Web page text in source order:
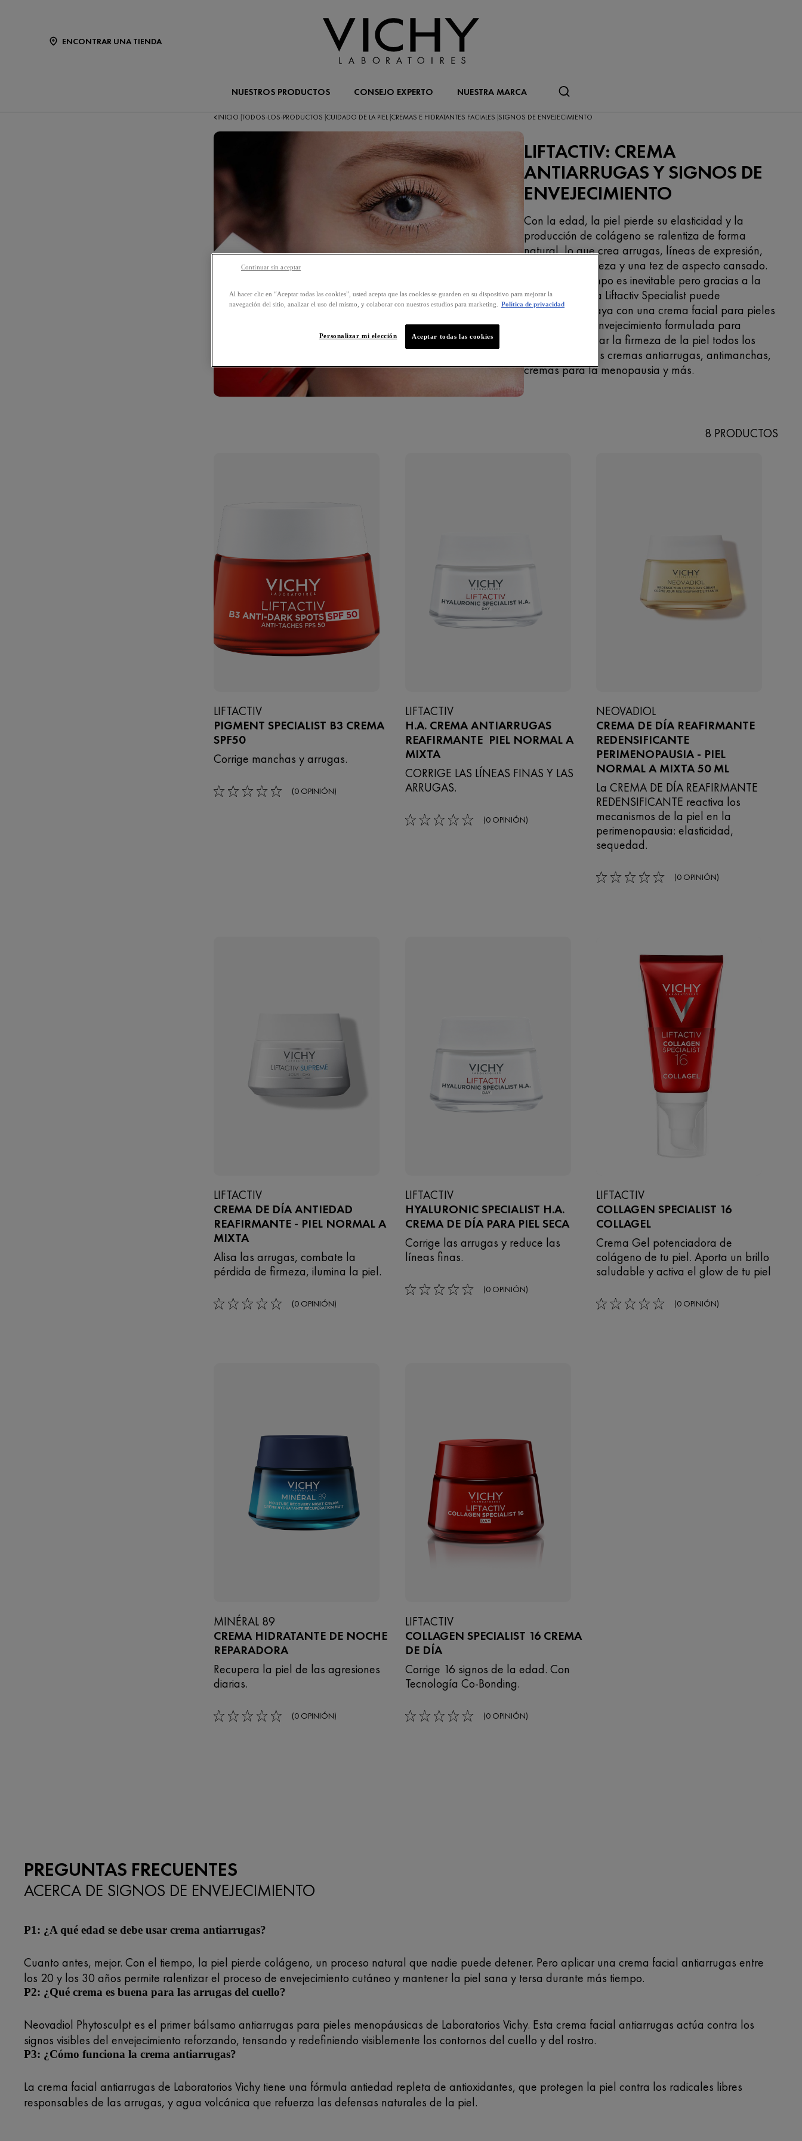
ENCONTRAR UNA TIENDA
NUESTROS PRODUCTOS CONSEJO EXPERTO NUESTRA MARCA
INICIO |TODOS-LOS-PRODUCTOS CUIDADO DE LA PIEL CREMAS E HIDRATANTES FACIALES SIGNOS DE ENVEJECIMIENTO
LIFTACTIV: CREMA
ANTIARRUGAS Y SIGNOS DE
ENVEJECIMIENTO
Con la edad, la piel pierde su elasticidad y la
producción de colágeno se ralentiza de forma
natural, lo que crea arrugas, líneas de expresión,
pérdida de firmeza y una tez de aspecto cansado.
El paso del tiempo es inevitable pero gracias a la
premiada gama Liftactiv Specialist puede
mantenerlo a raya con una crema facial para pieles
con signos de envejecimiento formulada para
hidratar y mejorar la firmeza de la piel todos los
días. Conocé las cremas antiarrugas, antimanchas,
cremas para la menopausia y más.
8 PRODUCTOS
LIFTACTIV
PIGMENT SPECIALIST B3 CREMA
SPF50
Corrige manchas y arrugas.
0/5 (0 OPINIÓN)
LIFTACTIV
H.A. CREMA ANTIARRUGAS
REAFIRMANTE PIEL NORMAL A
MIXTA
CORRIGE LAS LÍNEAS FINAS Y LAS
ARRUGAS.
0/5 (0 OPINIÓN)
NEOVADIOL
CREMA DE DÍA REAFIRMANTE
REDENSIFICANTE
PERIMENOPAUSIA - PIEL
NORMAL A MIXTA 50 ML
La CREMA DE DÍA REAFIRMANTE
REDENSIFICANTE reactiva los
mecanismos de la piel en la
perimenopausia: elasticidad,
sequedad.
0/5 (0 OPINIÓN)
LIFTACTIV
CREMA DE DÍA ANTIEDAD
REAFIRMANTE - PIEL NORMAL A
MIXTA
Alisa las arrugas, combate la
pérdida de firmeza, ilumina la piel.
0/5 (0 OPINIÓN)
LIFTACTIV
HYALURONIC SPECIALIST H.A.
CREMA DE DÍA PARA PIEL SECA
Corrige las arrugas y reduce las
líneas finas.
0/5 (0 OPINIÓN)
LIFTACTIV
COLLAGEN SPECIALIST 16
COLLAGEL​
Crema Gel potenciadora de
colágeno de tu piel. Aporta un brillo
saludable y activa el glow de tu piel
0/5 (0 OPINIÓN)
MINÉRAL 89
CREMA HIDRATANTE DE NOCHE
REPARADORA
Recupera la piel de las agresiones
diarias.
0/5 (0 OPINIÓN)
LIFTACTIV
COLLAGEN SPECIALIST 16 CREMA
DE DÍA
Corrige 16 signos de la edad. Con
Tecnología Co-Bonding.
0/5 (0 OPINIÓN)
PREGUNTAS FRECUENTES
ACERCA DE SIGNOS DE ENVEJECIMIENTO
P1: ¿A qué edad se debe usar crema antiarrugas?
Cuanto antes, mejor. Con el tiempo, la piel pierde colágeno, un proceso natural que nadie puede detener. Pero aplicar una crema facial antiarrugas entre
los 20 y los 30 años permite ralentizar el proceso de envejecimiento cutáneo y mantener la piel sana y tersa durante más tiempo.
P2: ¿Qué crema es buena para las arrugas del cuello?
Neovadiol Phytosculpt es el primer bálsamo antiarrugas para pieles menopáusicas de Laboratorios Vichy. Esta crema facial antiarrugas actúa contra los
signos visibles del envejecimiento reforzando, tensando y redefiniendo visiblemente los contornos del cuello y del rostro.
P3: ¿Cómo funciona la crema antiarrugas?
La crema facial antiarrugas de Laboratorios Vichy tiene una fórmula antiedad repleta de antioxidantes, que protegen la piel contra los radicales libres
responsables de las arrugas, y agua volcánica que refuerza las defensas naturales de la piel.
Al hacer clic en “Aceptar todas las cookies”, usted acepta que las cookies se guarden en su dispositivo para mejorar la
navegación del sitio, analizar el uso del mismo, y colaborar con nuestros estudios para marketing.
Política de privacidad
Aceptar todas las cookies
Personalizar mi elección
Continuar sin aceptar